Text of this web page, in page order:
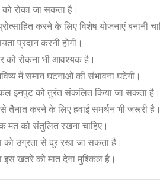
रोका जा सकता है।
करने के लिए विशेष योजनाएं बनानी
प्रदान करनी होगी।
को रोकना भी आवश्यक है।
में समान घटनाओं की संभावना घटेगी।
इनपुट को तुरंत संकलित किया जा सकता है।
तैनात करने के लिए हवाई समर्थन भी जरूरी है।
मत को संतुलित रखना चाहिए।
को उग्रता से दूर रखा जा सकता है।
इस खतरे को मात देना मुश्किल है।